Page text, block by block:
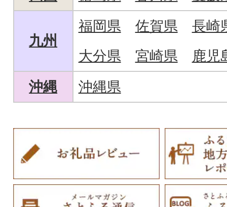
九州
福岡県 佐賀県
長崎
大分県
宮崎県
鹿児
沖縄
沖縄県